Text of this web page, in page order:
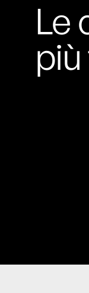
persone
Rossi, per
tendenze
sulla
Le